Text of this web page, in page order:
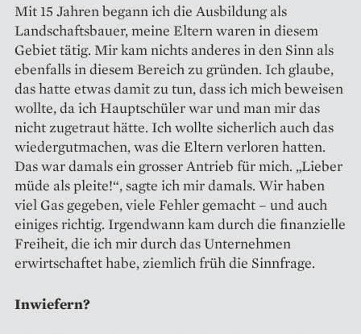
Mit 15 Jahren begann ich die Ausbildung als
Landschaftsbauer, meine Eltern waren in diesem
Gebiet tätig. Mir kam nichts anderes in den Sinn als
ebenfalls in diesem Bereich zu gründen. Ich glaube,
das hatte etwas damit zu tun, dass ich mich beweisen
wollte, da ich Hauptschüler war und man mir das
nicht zugetraut hätte. Ich wollte sicherlich auch das
wiedergutmachen, was die Eltern verloren hatten.
Das war damals ein grosser Antrieb für mich. „Lieber
müde als pleite!“, sagte ich mir damals. Wir haben
viel Gas gegeben, viele Fehler gemacht – und auch
einiges richtig. Irgendwann kam durch die finanzielle
Freiheit, die ich mir durch das Unternehmen
erwirtschaftet habe, ziemlich früh die Sinnfrage.
Inwiefern?